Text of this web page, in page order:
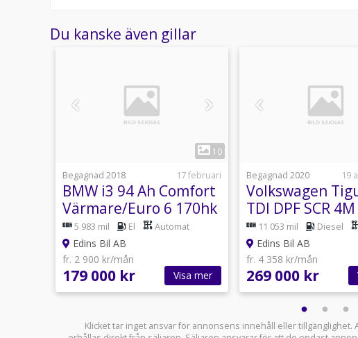
Du kanske även gillar
10
Begagnad 2018
17 februari
BMW i3 94 Ah Comfort
Värmare/Euro 6 170hk
5 983 mil El Automat
Edins Bil AB
fr. 2 900 kr/mån
179 000 kr Visa mer
Begagnad 2020
19
Volkswagen
TDI DPF SCR
Moms/Drag/
6
11 053 mil Diesel
Edins Bil AB
fr. 4 358 kr/mån
269 000 kr
Klicket tar inget ansvar för annonsens innehåll eller